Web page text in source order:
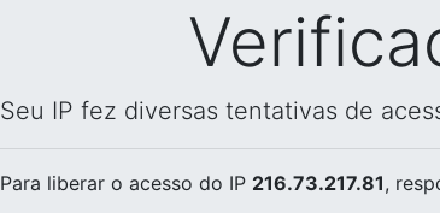
Seu IP fez diversas tentativas de
Para liberar o acesso do IP 216.73.217.81,